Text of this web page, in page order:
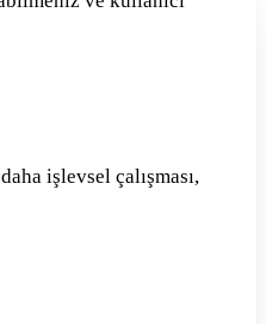
işlevsel çalışması,